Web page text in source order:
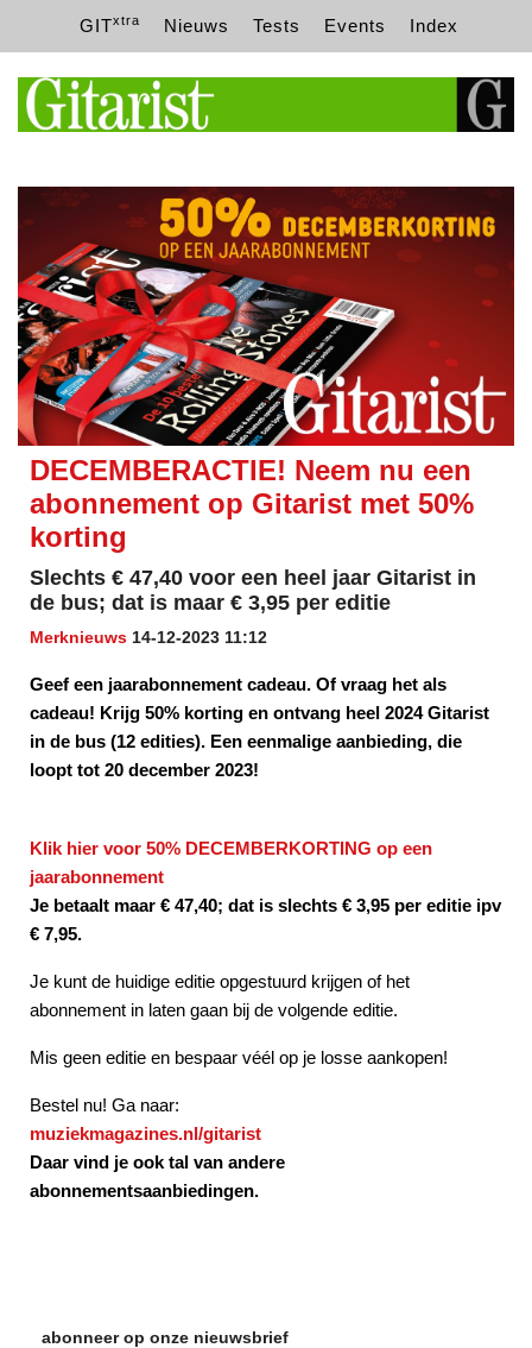
GITxtra Nieuws Tests Events Index
DECEMBERACTIE! Neem nu een
abonnement op Gitarist met 50%
korting
Slechts € 47,40 voor een heel jaar Gitarist in
de bus; dat is maar € 3,95 per editie
Merknieuws 14-12-2023 11:12
Geef een jaarabonnement cadeau. Of vraag het als
cadeau! Krijg 50% korting en ontvang heel 2024 Gitarist
in de bus (12 edities). Een eenmalige aanbieding, die
loopt tot 20 december 2023!
Klik hier voor 50% DECEMBERKORTING op een
jaarabonnement
Je betaalt maar € 47,40; dat is slechts € 3,95 per editie ipv
€ 7,95.
Je kunt de huidige editie opgestuurd krijgen of het
abonnement in laten gaan bij de volgende editie.
Mis geen editie en bespaar véél op je losse aankopen!
Bestel nu! Ga naar:
muziekmagazines.nl/gitarist
Daar vind je ook tal van andere
abonnementsaanbiedingen.
abonneer op onze nieuwsbrief